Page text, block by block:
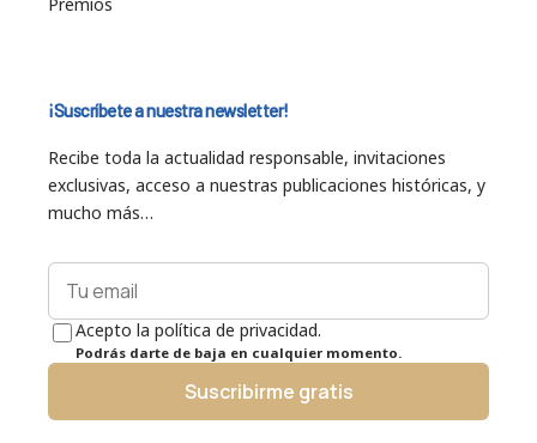
Premios
¡Suscríbete a nuestra newsletter!
Recibe toda la actualidad responsable, invitaciones
exclusivas, acceso a nuestras publicaciones históricas, y
mucho más…
Acepto la política de privacidad.
Podrás darte de baja en cualquier momento.
Suscribirme gratis